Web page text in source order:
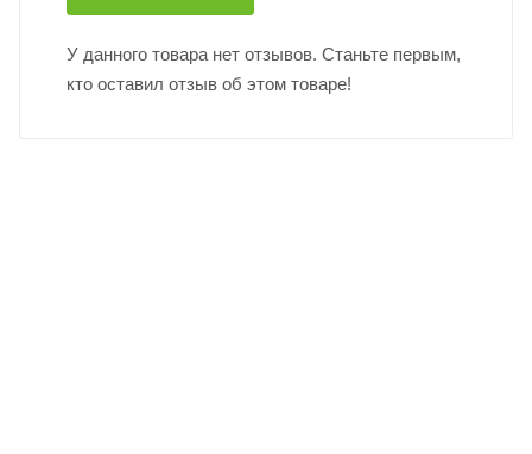
У данного товара нет отзывов. Станьте первым,
кто оставил отзыв об этом товаре!